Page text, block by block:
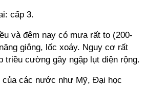
cấp 3.
và đêm nay có mưa rất to (200-
giông, lốc xoáy. Nguy cơ rất
triều cường gây ngập lụt diện rộng.
của các nước như Mỹ, Đại học